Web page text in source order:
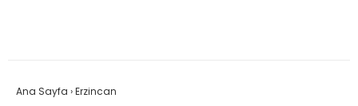
Ana Sayfa ›Erzincan